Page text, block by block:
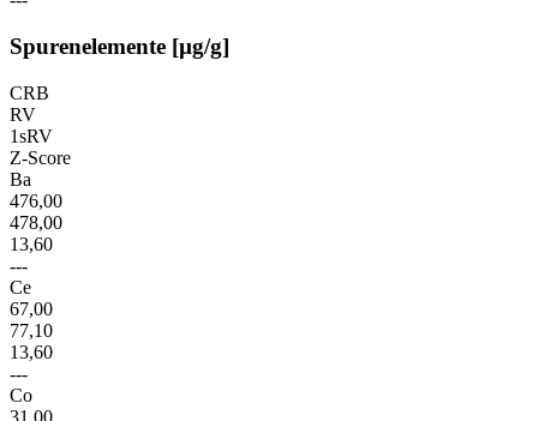
Spurenelemente [µg/g]
CRB
RV
1sRV
Z-Score
Ba
476,00
478,00
13,60
---
Ce
67,00
77,10
13,60
---
Co
31,00